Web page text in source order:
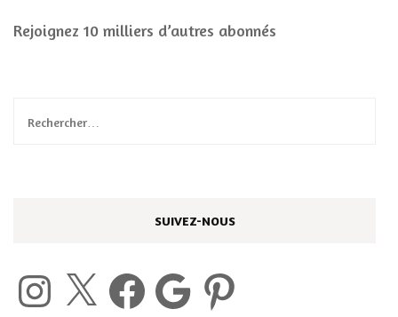
Rejoignez 10 milliers d’autres abonnés
Rechercher :
SUIVEZ-NOUS
Instagram Facebook Google Pinterest